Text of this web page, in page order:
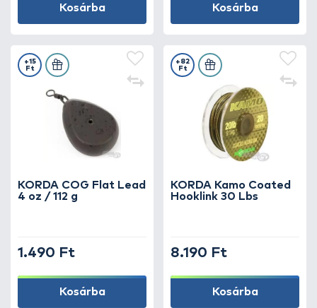
Kosárba Kosárba
KORDA COG Flat Lead
4 oz / 112 g
+15
Ft
1.490 Ft
Kosárba
KORDA Kamo Coated
Hooklink 30 Lbs
+82
Ft
8.190 Ft
Kosárba